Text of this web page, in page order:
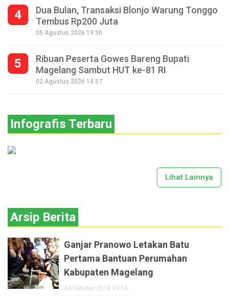
4
Dua Bulan, Transaksi Blonjo Warung Tonggo
Tembus Rp200 Juta
05 Agustus 2026 19:30
5
Ribuan Peserta Gowes Bareng Bupati
Magelang Sambut HUT ke-81 RI
02 Agustus 2026 14:57
Infografis Terbaru
Lihat Lainnya
Arsip Berita
Ganjar Pranowo Letakan Batu
Pertama Bantuan Perumahan
Kabupaten Magelang
04 Oktober 2018 19:59